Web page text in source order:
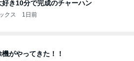
好き10分で完成のチャーハン
クス 1日前
がやってきた！！